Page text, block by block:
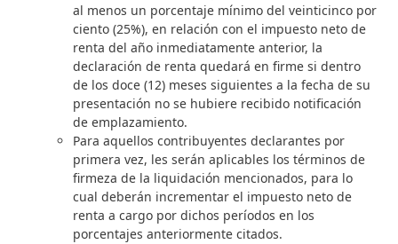
al menos un porcentaje mínimo del veinticinco por
ciento (25%), en relación con el impuesto neto de
renta del año inmediatamente anterior, la
declaración de renta quedará en firme si dentro
de los doce (12) meses siguientes a la fecha de su
presentación no se hubiere recibido notificación
de emplazamiento.
Para aquellos contribuyentes declarantes por
primera vez, les serán aplicables los términos de
firmeza de la liquidación mencionados, para lo
cual deberán incrementar el impuesto neto de
renta a cargo por dichos períodos en los
porcentajes anteriormente citados.